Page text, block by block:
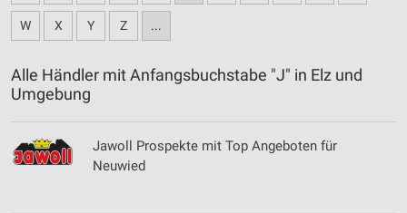
W X Y Z ...
Alle Händler mit Anfangsbuchstabe "J" in Elz und
Umgebung
Jawoll Prospekte mit Top Angeboten für
Neuwied